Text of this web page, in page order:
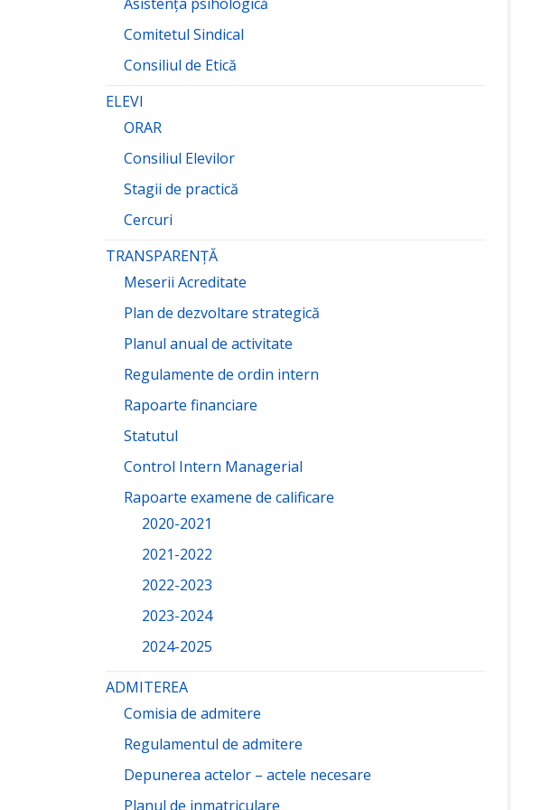
Comitetul Sindical
Consiliul de Etică
ELEVI
ORAR
Consiliul Elevilor
Stagii de practică
Cercuri
TRANSPARENȚĂ
Meserii Acreditate
Plan de dezvoltare strategică
Planul anual de activitate
Regulamente de ordin intern
Rapoarte financiare
Statutul
Control Intern Managerial
Rapoarte examene de calificare
2020-2021
2021-2022
2022-2023
2023-2024
2024-2025
ADMITEREA
Comisia de admitere
Regulamentul de admitere
Depunerea actelor – actele necesare
Planul de inmatriculare